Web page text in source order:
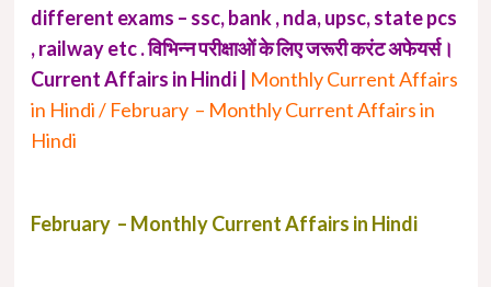
different exams – ssc, bank , nda, upsc, state pcs
, railway etc . विभिन्न परीक्षाओं के लिए जरूरी करंट अफेयर्स।
Current Affairs in Hindi | Monthly Current Affairs
in Hindi / February – Monthly Current Affairs in
Hindi
February – Monthly Current Affairs in Hindi